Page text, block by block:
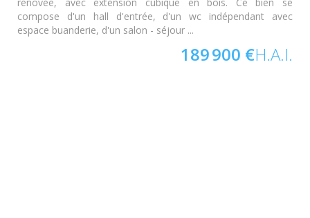
compose d'un hall d'entrée, d'un wc indépendant avec
espace buanderie, d'un salon - séjour ...
189 900 €H.A.I.